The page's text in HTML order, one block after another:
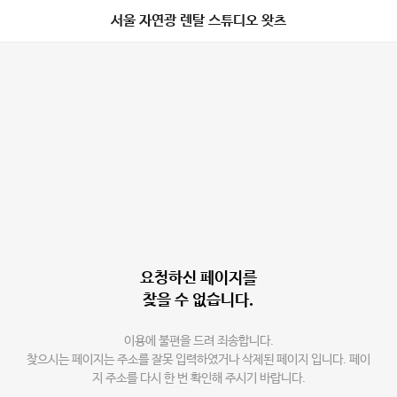
서울 자연광 렌탈 스튜디오 왓츠
요청하신 페이지를
찾을 수 없습니다.
이용에 불편을 드려 죄송합니다.
찾으시는 페이지는 주소를 잘못 입력하였거나 삭제된 페이지 입니다. 페이
지 주소를 다시 한 번 확인해 주시기 바랍니다.